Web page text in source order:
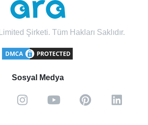
Şirketi. Tüm Hakları Saklıdır.
Sosyal Medya